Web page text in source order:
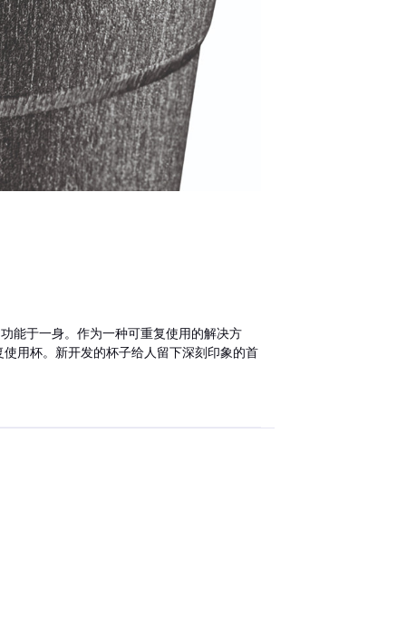
能于一身。作为一种可重复使用的解决方
用杯。新开发的杯子给人留下深刻印象的首